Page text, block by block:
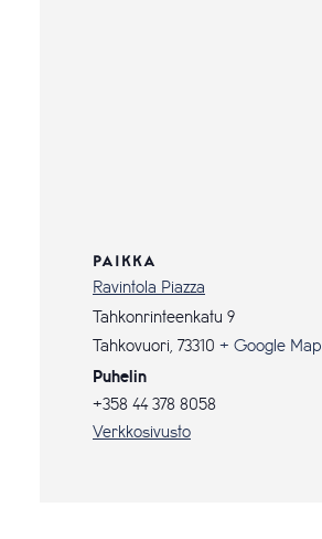
PAIKKA
Ravintola Piazza
Tahkonrinteenkatu 9
Tahkovuori, 73310 + Google Map
Puhelin
+358 44 378 8058
Verkkosivusto